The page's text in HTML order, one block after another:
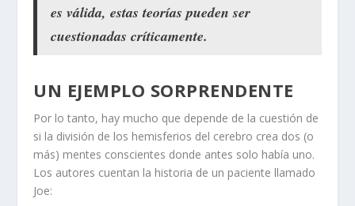
es válida, estas teorías pueden ser
cuestionadas críticamente.
UN EJEMPLO SORPRENDENTE
Por lo tanto, hay mucho que depende de la cuestión de
si la división de los hemisferios del cerebro crea dos (o
más) mentes conscientes donde antes solo había uno.
Los autores cuentan la historia de un paciente llamado
Joe: